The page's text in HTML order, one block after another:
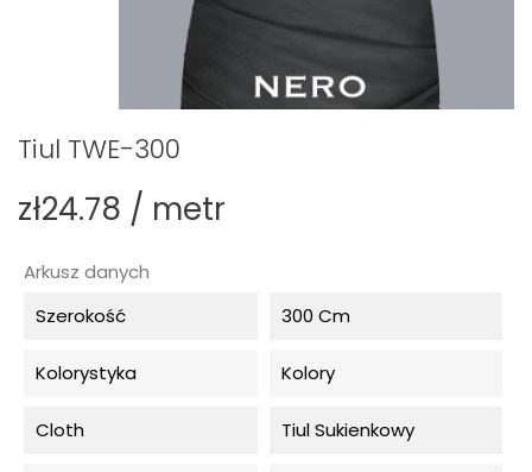
Tiul TWE-300
zł24.78 / metr
Arkusz danych
Szerokość
300 Cm
Kolorystyka Kolory
Cloth Tiul Sukienkowy